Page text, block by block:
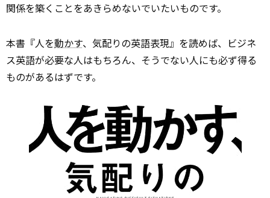
関係を築くことをあきらめないでいたいものです。
本書『人を動かす、気配りの英語表現』を読めば、ビジネ
ス英語が必要な人はもちろん、そうでない人にも必ず得る
ものがあるはずです。